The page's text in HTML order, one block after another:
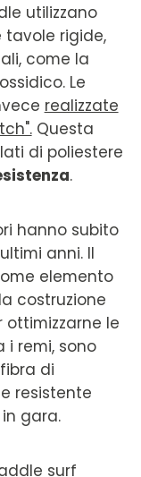
utilizzano
tavole rigide,
come la
Le
realizzate
Questa
di poliestere
.
hanno subito
anni. Il
elemento
costruzione
le
i remi, sono
di
resistente
gara.
surf